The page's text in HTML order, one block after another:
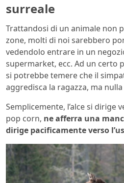
surreale
Trattandosi di un animale non
zone, molti di noi sarebbero
vedendolo entrare in un
supermarket, ecc. Ad un certo
si potrebbe temere che il
aggredisca la ragazza, ma
Semplicemente, l’alce si dirige
pop corn, ne afferra una
dirige pacificamente verso